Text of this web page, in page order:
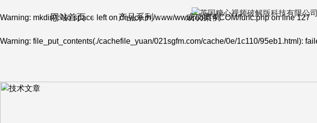
Warning: mkdir(): No space left on device in /www/wwwroot/T4.COM/func.phpon line127
Warning: file_put_contents(./cachefile_yuan/021sgfm.com/cache/0e/1c110/95eb1.html):
网站首页 产品系列 成功案例